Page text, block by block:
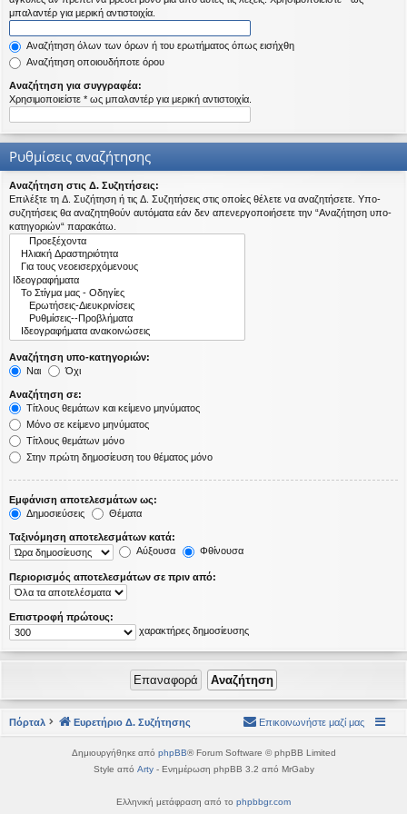
εις
μπαλαντέρ για μερική αντιστοιχία.
Αναζήτηση όλων των όρων ή του ερωτήματος όπως εισήχθη
Αναζήτηση οποιουδήποτε όρου
Αναζήτηση για συγγραφέα:
Χρησιμοποιείστε * ως μπαλαντέρ για μερική αντιστοιχία.
Ρυθμίσεις αναζήτησης
Αναζήτηση στις Δ. Συζητήσεις:
Επιλέξτε τη Δ. Συζήτηση ή τις Δ. Συζητήσεις στις οποίες θέλετε να αναζητήσετε. Υπο-
συζητήσεις θα αναζητηθούν αυτόματα εάν δεν απενεργοποιήσετε την “Αναζήτηση υπο-
κατηγοριών“ παρακάτω.
Αναζήτηση υπο-κατηγοριών:
Ναι
Όχι
Αναζήτηση σε:
Τίτλους θεμάτων και κείμενο μηνύματος
Μόνο σε κείμενο μηνύματος
Τίτλους θεμάτων μόνο
Στην πρώτη δημοσίευση του θέματος μόνο
Εμφάνιση αποτελεσμάτων ως:
Δημοσιεύσεις
Θέματα
Ταξινόμηση αποτελεσμάτων κατά:
Αύξουσα
Φθίνουσα
Περιορισμός αποτελεσμάτων σε πριν από:
Επιστροφή πρώτους:
χαρακτήρες δημοσίευσης
Πόρταλ Ευρετήριο Δ. Συζήτησης Επικοινωνήστε μαζί μας
Δημιουργήθηκε από phpBB® Forum Software © phpBB Limited
Style από Arty- Ενημέρωση phpBB 3.2 από MrGaby
Ελληνική μετάφραση από το phpbbgr.com